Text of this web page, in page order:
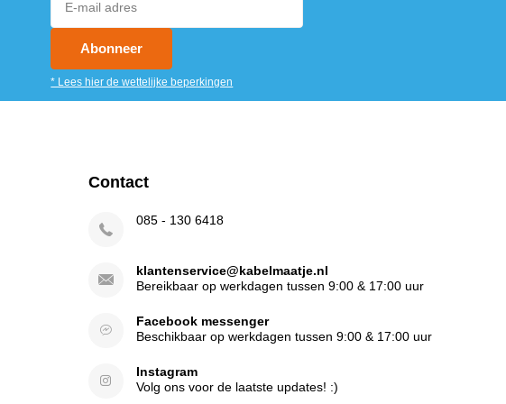
Abonneer
* Lees hier de wettelijke beperkingen
Contact
085 - 130 6418
klantenservice@kabelmaatje.nl
Bereikbaar op werkdagen tussen 9:00 & 17:00 uur
Facebook messenger
Beschikbaar op werkdagen tussen 9:00 & 17:00 uur
Instagram
Volg ons voor de laatste updates! :)